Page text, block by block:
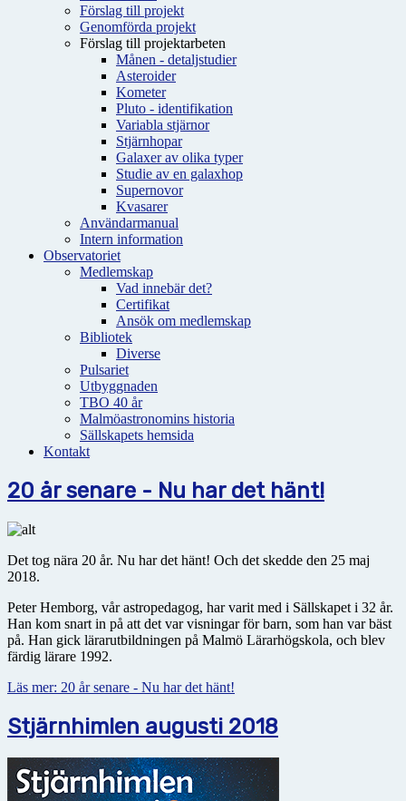
Förslag till projekt
Genomförda projekt
Förslag till projektarbeten
Månen - detaljstudier
Asteroider
Kometer
Pluto - identifikation
Variabla stjärnor
Stjärnhopar
Galaxer av olika typer
Studie av en galaxhop
Supernovor
Kvasarer
Användarmanual
Intern information
Observatoriet
Medlemskap
Vad innebär det?
Certifikat
Ansök om medlemskap
Bibliotek
Diverse
Pulsariet
Utbyggnaden
TBO 40 år
Malmöastronomins historia
Sällskapets hemsida
Kontakt
20 år senare - Nu har det hänt!
Det tog nära 20 år. Nu har det hänt! Och det skedde den 25 maj
2018.
Peter Hemborg, vår astropedagog, har varit med i Sällskapet i 32 år.
Han kom snart in på att det var visningar för barn, som han var bäst
på. Han gick lärarutbildningen på Malmö Lärarhögskola, och blev
färdig lärare 1992.
Läs mer: 20 år senare - Nu har det hänt!
Stjärnhimlen augusti 2018